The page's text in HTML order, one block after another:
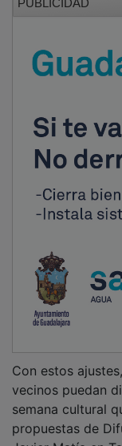
vecinos puedan
semana cultural
propuestas de
Javier Matía en